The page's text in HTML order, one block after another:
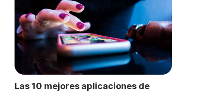
Las 10 mejores aplicaciones de